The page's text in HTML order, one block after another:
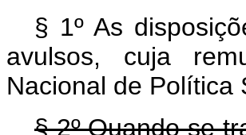
§ 1º As
avulsos, cuja
Nacional de Política
§ 2º Quando se